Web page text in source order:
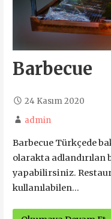
Barbecue
24 Kasım 2020
admin
Barbecue Türkçede
olarakta adlandırılan
yapabilirsiniz.
kullanılabilen…